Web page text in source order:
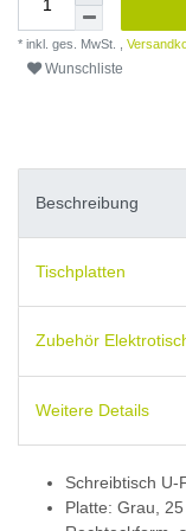
* inkl. ges. MwSt. ,
Wunschliste
Beschreibung
Tischplatten
Zubehör
Weitere Details
Schreibtisch U-
Platte: Grau,